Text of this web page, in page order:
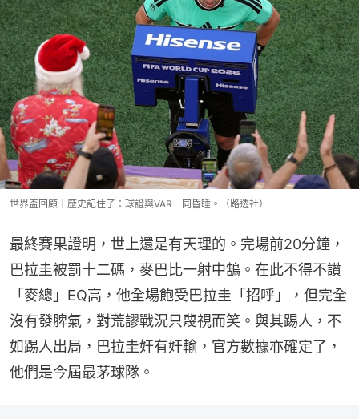
世界盃回顧｜歷史記住了：球證與VAR一同昏睡。（路透社）
最終賽果證明，世上還是有天理的。完場前20分鐘，
巴拉圭被罰十二碼，麥巴比一射中鵠。在此不得不讚
「麥總」EQ高，他全場飽受巴拉圭「招呼」，但完全
沒有發脾氣，對荒謬戰況只蔑視而笑。與其踢人，不
如踢人出局，巴拉圭奸有奸輸，官方數據亦確定了，
他們是今屆最茅球隊。